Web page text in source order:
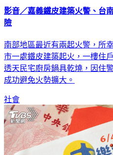
影音／嘉義鐵皮建築火警、台
險
南部地區最近有兩起火警，所
市一處鐵皮建築起火，一樓住
透天民宅廚房鍋具乾燒，因住
成功避免火勢擴大。
社會